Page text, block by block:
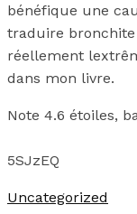
bénéfique une
traduire bronchite
réellement
dans mon livre.
Note 4.6 étoiles,
5SJzEQ
Uncategorized